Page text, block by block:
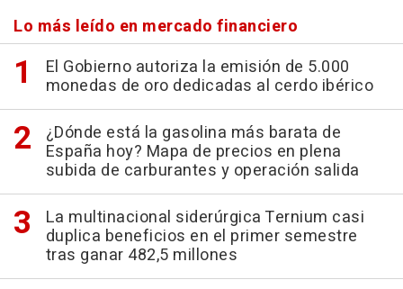
Lo más leído en mercado financiero
El Gobierno autoriza la emisión de 5.000
monedas de oro dedicadas al cerdo ibérico
¿Dónde está la gasolina más barata de
España hoy? Mapa de precios en plena
subida de carburantes y operación salida
La multinacional siderúrgica Ternium casi
duplica beneficios en el primer semestre
tras ganar 482,5 millones